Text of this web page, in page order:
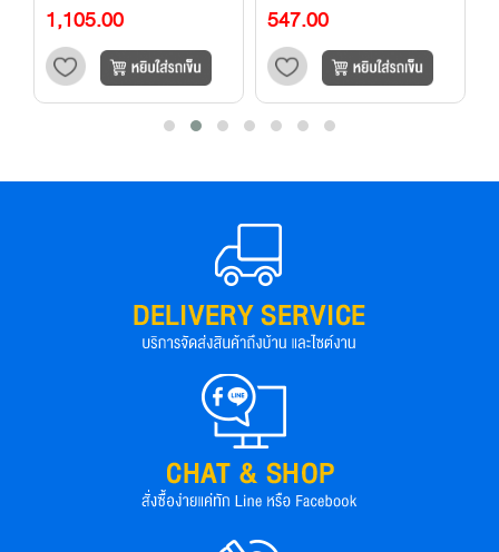
1,105.00 547.00